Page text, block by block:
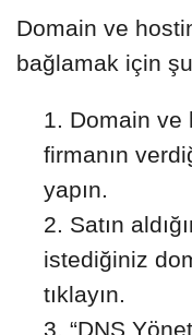
Domain ve
bağlamak için
Domain ve
firmanın
yapın.
Satın
istediğiniz
tıklayın.
“DNS